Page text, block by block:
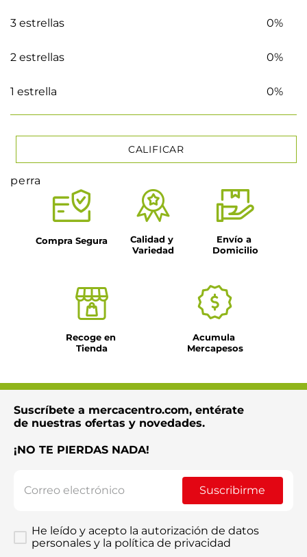
3 estrellas 0%
2 estrellas 0%
1 estrella 0%
CALIFICAR
★ ★★★
Tu nombre
Dirección de email
Enviar comentario
perra
Compra Segura
Calidad y
Variedad
Envío a
Domicilio
Recoge en
Tienda
Acumula
Mercapesos
Suscríbete a mercacentro.com, entérate
de nuestras ofertas y novedades.
¡NO TE PIERDAS NADA!
Suscribirme
He leído y acepto la autorización de datos
personales y la política de privacidad